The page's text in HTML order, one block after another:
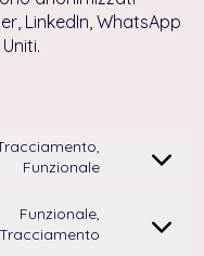
LinkedIn, WhatsApp
Funzionale
CONSENT
Funzionale,
CONSENT